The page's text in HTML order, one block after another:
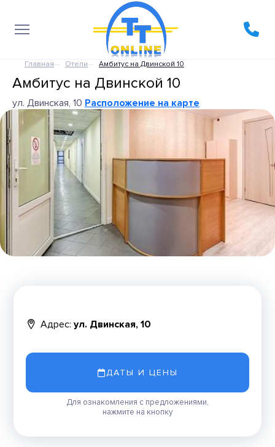
Главная Отели Амбитус на Двинской 10
Амбитус на Двинской 10
ул. Двинская, 10 Расположение на карте
Адрес: ул. Двинская, 10
ДАТЫ И ЦЕНЫ
Для ознакомления с предложениями,
нажмите на кнопку